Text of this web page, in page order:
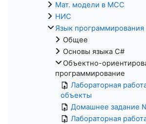
Мат. модели в МСС
НИС
Язык программирования
Общее
Основы языка C#
Объектно-
программирование
Лабораторная
объекты
Домашнее задание
Лабораторная